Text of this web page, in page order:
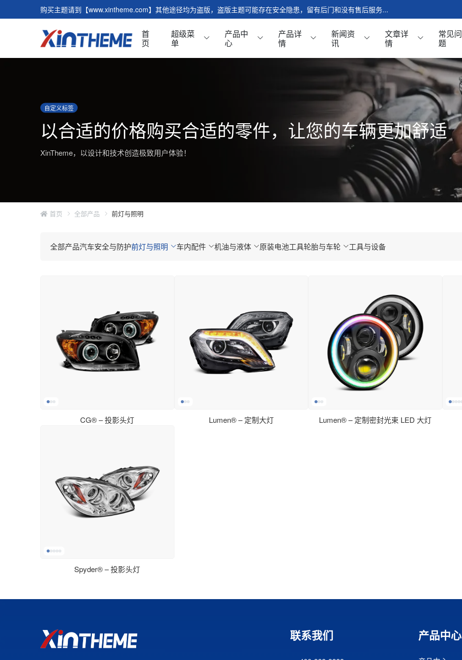
购买主题请到【www.xintheme.com】其他途径均为盗版，盗版主题可能存在安全隐患，留有后门和没有售后服务...
首
页
超级菜
单
图文模块
客户评价
视频模块
工具与设备
机油与液体
机油
清洁油
轮胎与车轮
所有季节
夏季轮胎
越野车/跨界车
产品中
心
产品详
情
新闻资
讯
文章详
情
常见问
题
自定义标签
以合适的价格购买合适的零件，让您的车辆更加舒适
XinTheme，以设计和技术创造极致用户体验！
首页 全部产品 前灯与照明
全部产品汽车安全与防护前灯与照明 车内配件 机油与液体 原装电池工具轮胎与车轮 工具与设备
CG® – 投影头灯 Lumen® – 定制大灯 Lumen® – 定制密封光束 LED 大灯
Spyder® – 投影头灯
联系我们 产品中心